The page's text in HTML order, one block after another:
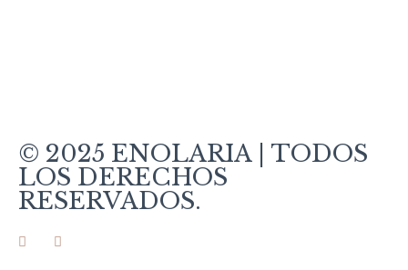
© 2025 ENOLARIA | TODOS
LOS DERECHOS
RESERVADOS.